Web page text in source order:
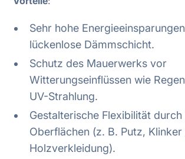
Sehr hohe
lückenlose Dämmschicht.
Schutz des Mauerwerks vor
Witterungseinflüssen wie
UV-Strahlung.
Gestalterische Flexibilität
Oberflächen (z. B. Putz, Klinker
Holzverkleidung).